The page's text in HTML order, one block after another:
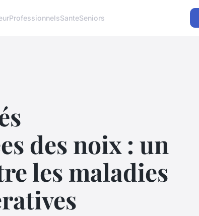
ProfessionnelsSanteSeniors
des noix : un
les maladies